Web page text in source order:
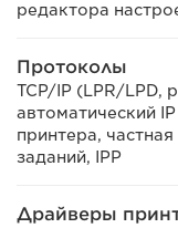
редактора
Протоколы
TCP/IP (LPR/LPD,
автоматический
принтера,
заданий, IPP
Драйверы